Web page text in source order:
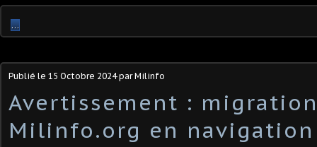
…
Publié le 15 Octobre 2024par Milinfo
Avertissement :
Milinfo.org en navigation